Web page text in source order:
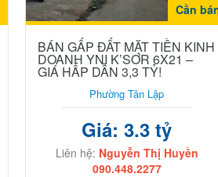
Cần
BÁN GẤP ĐẤT MẶT TIỀN KINH
DOANH YNI K’SƠR 6X21 –
GIÁ HẤP DẪN 3,3 TỶ!
Phường Tân Lập
Giá: 3.3 tỷ
Liên hệ: Nguyễn Thị Huyền
090.448.2277